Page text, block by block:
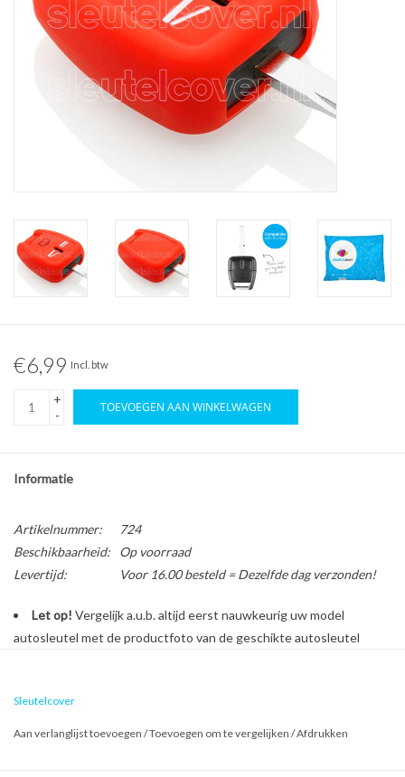
€6,99 Incl. btw
+
-
TOEVOEGEN AAN WINKELWAGEN
Informatie
Artikelnummer:
724
Beschikbaarheid:
Op voorraad
Levertijd:
Voor 16.00 besteld = Dezelfde dag verzonden!
Let op! Vergelijk a.u.b. altijd eerst nauwkeurig uw model
autosleutel met de productfoto van de geschikte autosleutel
Sleutelcover
Aan verlanglijst toevoegen /Toevoegen om te vergelijken /Afdrukken